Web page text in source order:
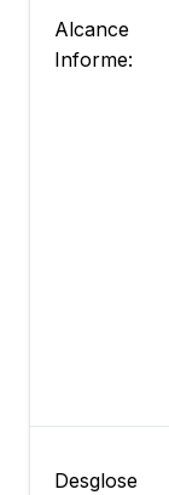
Informe: